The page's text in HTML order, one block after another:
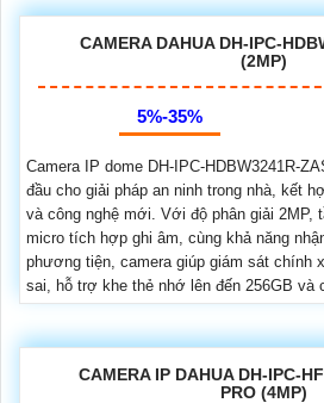
CAMERA DAHUA DH-IPC-
(2MP)
5%-35%
Camera IP dome DH-IPC-HDBW3241R-
đầu cho giải pháp an ninh trong nhà, kết
và công nghệ mới. Với độ phân giải 2MP,
micro tích hợp ghi âm, cùng khả năng
phương tiện, camera giúp giám sát chính
sai, hỗ trợ khe thẻ nhớ lên đến 256GB và
CAMERA IP DAHUA DH-IPC-
PRO (4MP)